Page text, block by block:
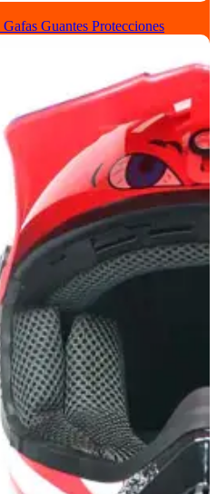
Gafas Guantes Protecciones